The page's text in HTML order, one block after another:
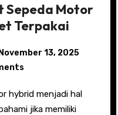
Sepeda Motor
Terpakai
November 13, 2025
jika memiliki